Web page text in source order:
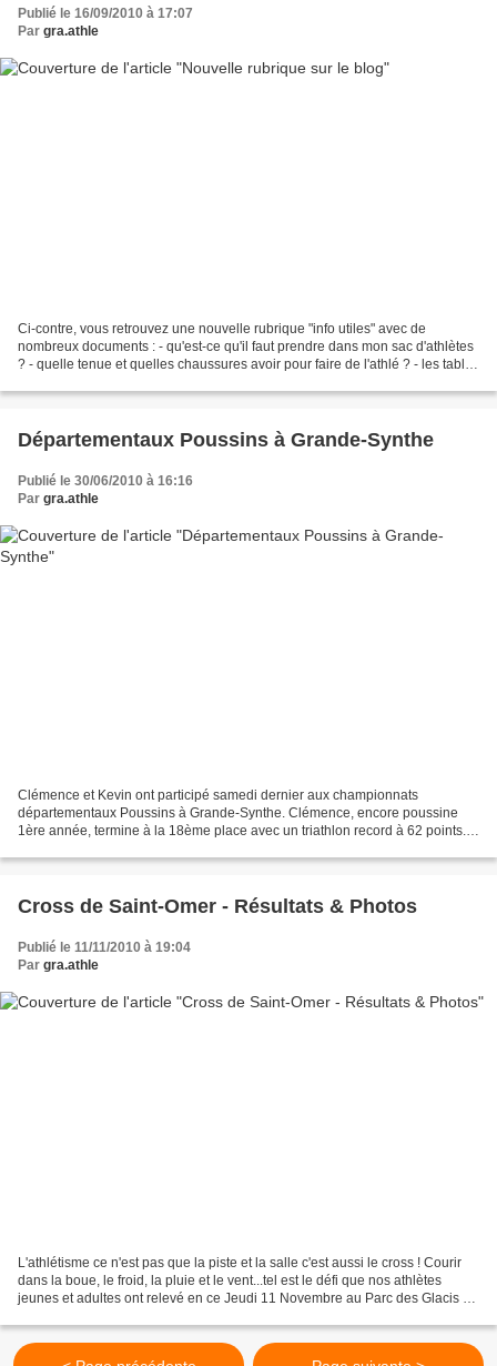
Publié le 16/09/2010 à 17:07
Par gra.athle
Ci-contre, vous retrouvez une nouvelle rubrique "info utiles" avec de
nombreux documents : - qu'est-ce qu'il faut prendre dans mon sac d'athlètes
? - quelle tenue et quelles chaussures avoir pour faire de l'athlé ? - les tables
Départementaux Poussins à Grande-Synthe
Publié le 30/06/2010 à 16:16
Par gra.athle
Clémence et Kevin ont participé samedi dernier aux championnats
départementaux Poussins à Grande-Synthe. Clémence, encore poussine
1ère année, termine à la 18ème place avec un triathlon record à 62 points.
Cross de Saint-Omer - Résultats & Photos
Publié le 11/11/2010 à 19:04
Par gra.athle
L'athlétisme ce n'est pas que la piste et la salle c'est aussi le cross ! Courir
dans la boue, le froid, la pluie et le vent...tel est le défi que nos athlètes
jeunes et adultes ont relevé en ce Jeudi 11 Novembre au Parc des Glacis à